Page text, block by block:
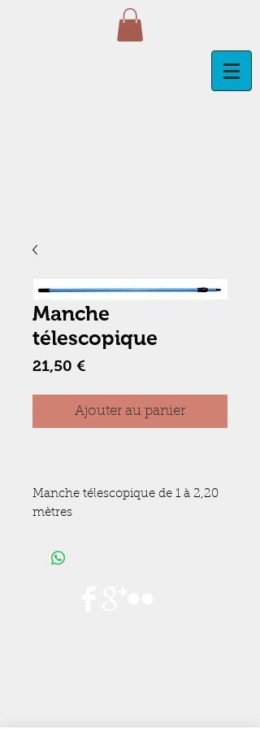
Manche
télescopique
21,50 €
Ajouter au panier
Manche télescopique de 1 à 2,20
mètres